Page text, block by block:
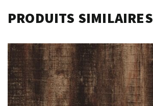
PRODUITS SIMILAIRES